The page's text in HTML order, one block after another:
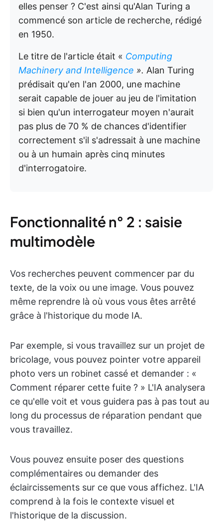
elles penser ? C'est ainsi qu'Alan Turing a
commencé son article de recherche, rédigé
en 1950.
Le titre de l'article était « Computing
Machinery and Intelligence ». Alan Turing
prédisait qu'en l'an 2000, une machine
serait capable de jouer au jeu de l'imitation
si bien qu'un interrogateur moyen n'aurait
pas plus de 70 % de chances d'identifier
correctement s'il s'adressait à une machine
ou à un humain après cinq minutes
d'interrogatoire.
Fonctionnalité n° 2 : saisie
multimodèle
Vos recherches peuvent commencer par du
texte, de la voix ou une image. Vous pouvez
même reprendre là où vous vous êtes arrêté
grâce à l'historique du mode IA.
Par exemple, si vous travaillez sur un projet de
bricolage, vous pouvez pointer votre appareil
photo vers un robinet cassé et demander : «
Comment réparer cette fuite ? » L'IA analysera
ce qu'elle voit et vous guidera pas à pas tout au
long du processus de réparation pendant que
vous travaillez.
Vous pouvez ensuite poser des questions
complémentaires ou demander des
éclaircissements sur ce que vous affichez. L'IA
comprend à la fois le contexte visuel et
l'historique de la discussion.